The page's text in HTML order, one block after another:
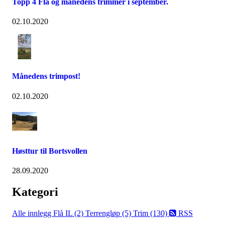
02.10.2020
Månedens trimpost!
02.10.2020
Høsttur til Bortsvollen
28.09.2020
Kategori
Alle innlegg Flå IL (2) Terrengløp (5) Trim (130) RSS